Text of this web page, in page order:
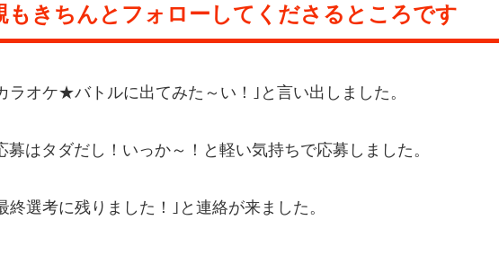
もきちんとフォローしてくださるところです
ラオケ★バトルに出てみた～い！｣と言い出しました。
はタダだし！いっか～！と軽い気持ちで応募しました。
選考に残りました！｣と連絡が来ました。